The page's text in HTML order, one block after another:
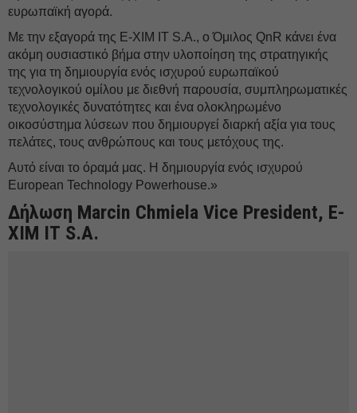
ευρωπαϊκή αγορά.
Με την εξαγορά της E-XIM IT S.A., ο Όμιλος QnR κάνει ένα
ακόμη ουσιαστικό βήμα στην υλοποίηση της στρατηγικής
της για τη δημιουργία ενός ισχυρού ευρωπαϊκού
τεχνολογικού ομίλου με διεθνή παρουσία, συμπληρωματικές
τεχνολογικές δυνατότητες και ένα ολοκληρωμένο
οικοσύστημα λύσεων που δημιουργεί διαρκή αξία για τους
πελάτες, τους ανθρώπους και τους μετόχους της.
Αυτό είναι το όραμά μας. Η δημιουργία ενός ισχυρού
European Technology Powerhouse.»
Δήλωση Marcin Chmiela Vice President, Ε-
ΧΙΜ ΙΤ S.A.